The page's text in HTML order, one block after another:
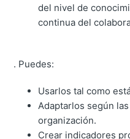
del nivel de
continua del
. Puedes:
Usarlos tal como
Adaptarlos según
organización.
Crear indicadores